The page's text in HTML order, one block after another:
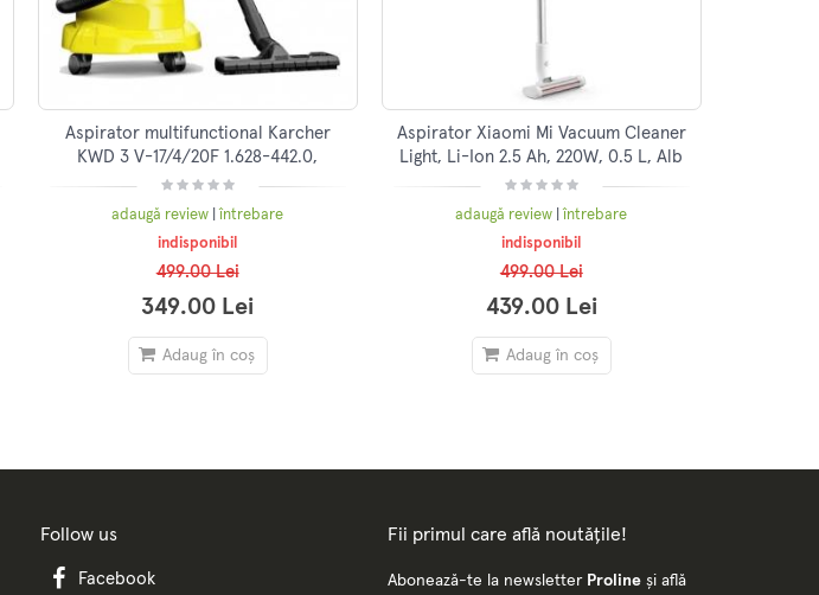
Aspirator multifunctional Karcher
KWD 3 V-17/4/20F 1.628-442.0,
Aspirare umeda si uscata, 17l, Furtun
2m
adaugă review |întrebare
indisponibil
499.00 Lei
349.00 Lei
Adaug în coș
Aspirator Xiaomi Mi Vacuum Cleaner
Light, Li-Ion 2.5 Ah, 220W, 0.5 L, Alb
adaugă review |întrebare
indisponibil
499.00 Lei
439.00 Lei
Adaug în coș
Follow us
Facebook
Fii primul care află noutățile!
Abonează-te la newsletter Prolineși află